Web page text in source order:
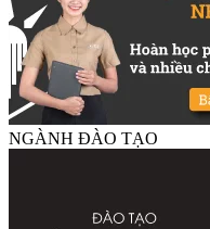
NGÀNH ĐÀO TẠO